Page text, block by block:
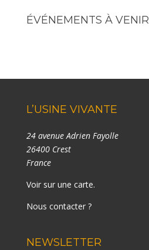
ÉVÉNEMENTS À VENIR
L’USINE VIVANTE
24 avenue Adrien Fayolle
26400 Crest
France
Voir sur une carte.
Nous contacter ?
NEWSLETTER